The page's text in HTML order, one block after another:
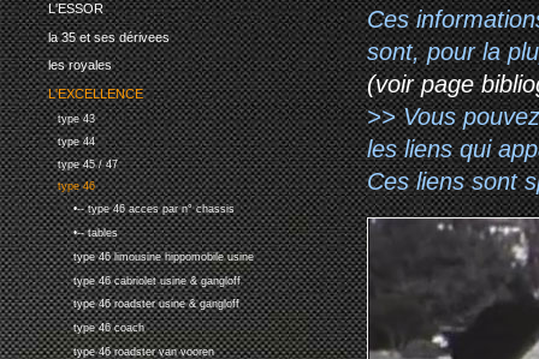
L'ESSOR
la 35 et ses dérivees
les royales
L'EXCELLENCE
type 43
type 44
type 45 / 47
type 46
•-- type 46 acces par n° chassis
•-- tables
type 46 limousine hippomobile usine
type 46 cabriolet usine & gangloff
type 46 roadster usine & gangloff
type 46 coach
type 46 roadster van vooren
Ces
sont, pour la
(voir page
>> Vous
les liens qui
Ces liens sont